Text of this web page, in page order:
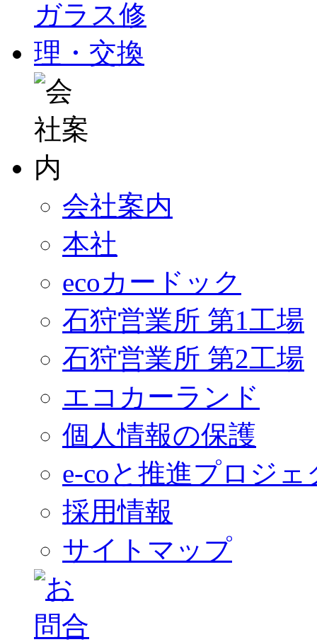
会社案内
本社
ecoカードック
石狩営業所 第1工場
石狩営業所 第2工場
エコカーランド
個人情報の保護
e-coと推進プロジェ
採用情報
サイトマップ